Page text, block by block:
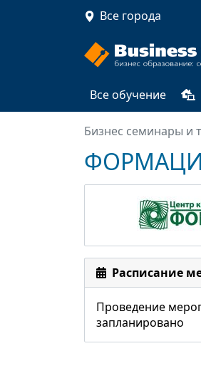
Все города
Все обучение
Бизнес семинары и
Расписание
Проведение
запланировано